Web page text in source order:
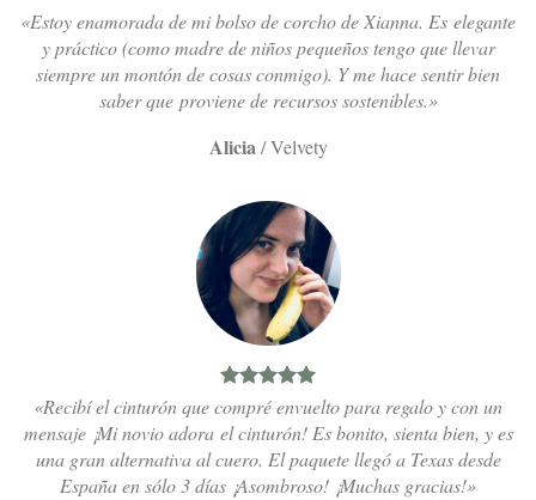
«Estoy enamorada de mi bolso de corcho de Xianna. Es elegante
y práctico (como madre de niños pequeños tengo que llevar
siempre un montón de cosas conmigo). Y me hace sentir bien
saber que proviene de recursos sostenibles.»
Alicia /Velvety
«Recibí el cinturón que compré envuelto para regalo y con un
mensaje ¡Mi novio adora el cinturón! Es bonito, sienta bien, y es
una gran alternativa al cuero. El paquete llegó a Texas desde
España en sólo 3 días ¡Asombroso! ¡Muchas gracias!»